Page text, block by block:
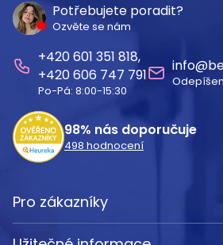
Potřebujete poradit?
Ozvěte se nám
601 351 818
606 747 791
Po-Pá: 8:00-15:30
info@
98% nás doporučuje
498 hodnocení
Pro zákazníky